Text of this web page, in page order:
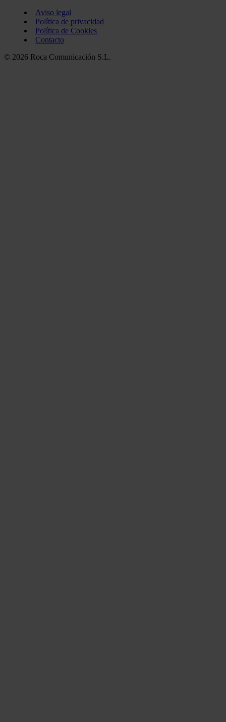
Aviso legal
Política de privacidad
Política de Cookies
Contacto
© 2026 Roca Comunicación S.L.